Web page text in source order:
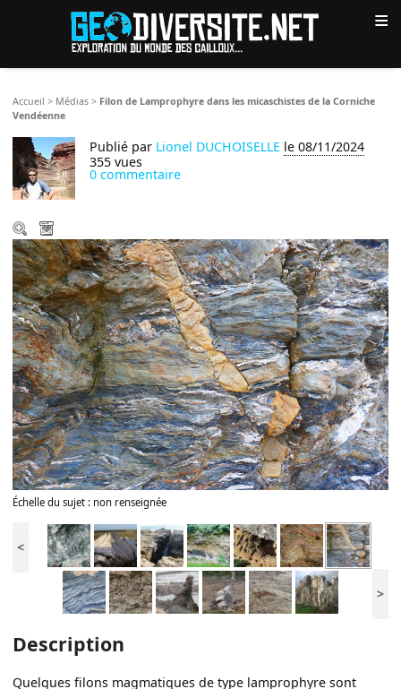
≡
Accueil > Médias > Filon de Lamprophyre dans les micaschistes de la Corniche
Vendéenne
Publié par Lionel DUCHOISELLE le 08/11/2024
355 vues
0 commentaire
Échelle du sujet : non renseignée
<
>
Description
Quelques filons magmatiques de type lamprophyre sont